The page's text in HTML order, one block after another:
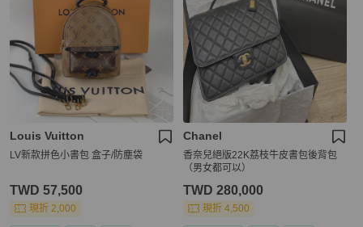
Louis Vuitton
LV新款拼色小書包 盒子/防塵袋
TWD 57,500
現折 2,000
Chanel
香奈兒絕版22K荔枝牛皮書包後背包
（男女都可以）
TWD 280,000
現折 4,500